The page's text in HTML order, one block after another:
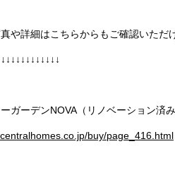
や詳細はこちらからもご確認いただ
ガーデンNOVA（リノベーション済み
buy/page_416.html